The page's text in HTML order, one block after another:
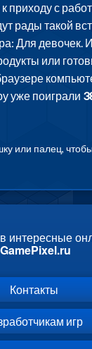
к приходу с
рады такой
Для девочек.
или
уже поиграли
или палец,
интересные
GamePixel.ru
Контакты
игр